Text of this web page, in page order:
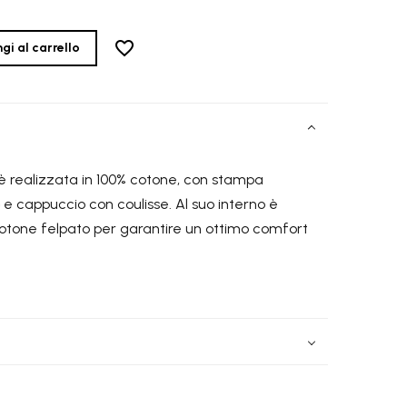
70.00
al carrello
in 100% cotone, con stampa
cappuccio con coulisse. Al suo interno è
felpato per garantire un ottimo comfort